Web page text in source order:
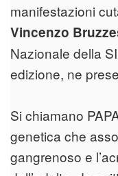
manifestazioni
Vincenzo
Nazionale della
edizione, ne
Si chiamano
genetica che
gangrenoso e